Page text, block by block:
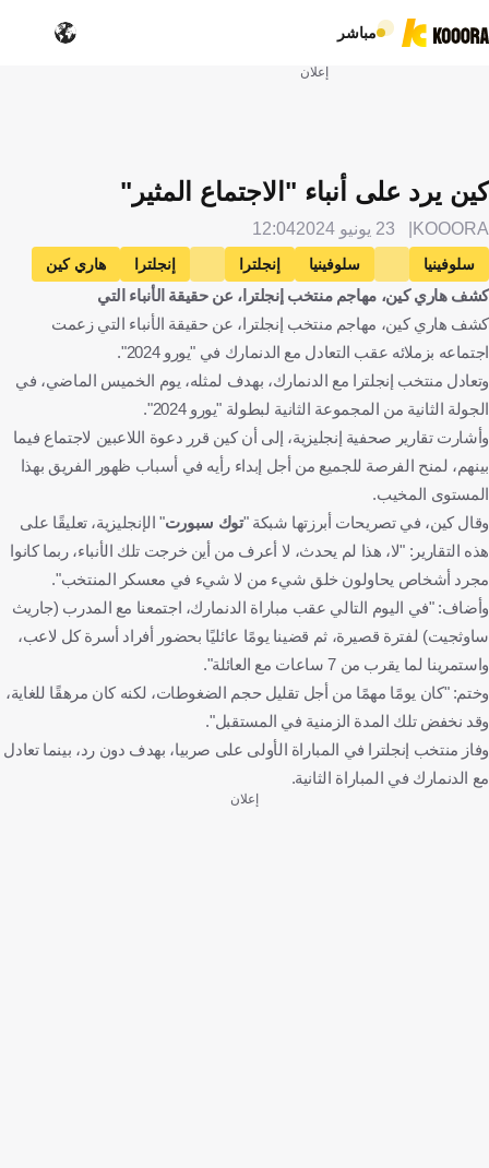
مباشر
إعلان
كين يرد على أنباء "الاجتماع المثير"
KOOORA 23 يونيو 2024 12:04
سلوفينيا سلوفينيا إنجلترا إنجلترا
هاري كين
كرة قدم
كشف هاري كين، مهاجم منتخب إنجلترا، عن حقيقة الأنباء التي
كشف هاري كين، مهاجم منتخب إنجلترا، عن حقيقة الأنباء التي زعمت
اجتماعه بزملائه عقب التعادل مع الدنمارك في "يورو 2024".
وتعادل منتخب إنجلترا مع الدنمارك، بهدف لمثله، يوم الخميس الماضي، في
الجولة الثانية من المجموعة الثانية لبطولة "يورو 2024".
وأشارت تقارير صحفية إنجليزية، إلى أن كين قرر دعوة اللاعبين لاجتماع فيما
بينهم، لمنح الفرصة للجميع من أجل إبداء رأيه في أسباب ظهور الفريق بهذا
المستوى المخيب.
وقال كين، في تصريحات أبرزتها شبكة "توك سبورت" الإنجليزية، تعليقًا على
هذه التقارير: "لا، هذا لم يحدث، لا أعرف من أين خرجت تلك الأنباء، ربما كانوا
مجرد أشخاص يحاولون خلق شيء من لا شيء في معسكر المنتخب".
وأضاف: "في اليوم التالي عقب مباراة الدنمارك، اجتمعنا مع المدرب (جاريث
ساوثجيت) لفترة قصيرة، ثم قضينا يومًا عائليًا بحضور أفراد أسرة كل لاعب،
واستمرينا لما يقرب من 7 ساعات مع العائلة".
وختم: "كان يومًا مهمًا من أجل تقليل حجم الضغوطات، لكنه كان مرهقًا للغاية،
وقد نخفض تلك المدة الزمنية في المستقبل".
وفاز منتخب إنجلترا في المباراة الأولى على صربيا، بهدف دون رد، بينما تعادل
مع الدنمارك في المباراة الثانية.
إعلان